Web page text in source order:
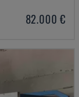
82.000 €